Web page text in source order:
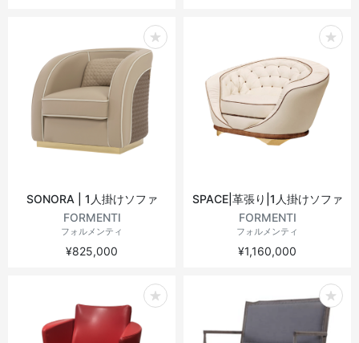
SONORA | 1人掛けソファ
FORMENTI
フォルメンティ
¥825,000
SPACE|革張り|1人掛けソファ
FORMENTI
フォルメンティ
¥1,160,000